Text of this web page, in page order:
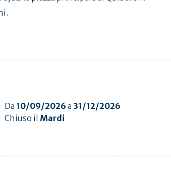
Da 10/09/2026 a 31/12/2026
Chiuso il Mardi